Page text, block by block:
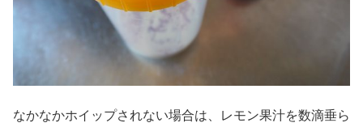
なかなかホイップされない場合は、レモン果汁を数滴垂ら